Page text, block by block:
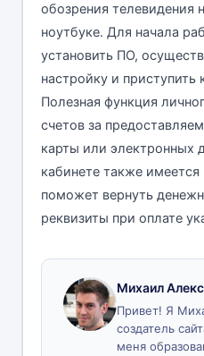
обозрения телевидения
ноутбуке. Для начала
установить ПО,
настройку и приступить
Полезная функция
счетов за
карты или электронных
кабинете также имеется
поможет вернуть
реквизиты при оплате
Михаил
Привет! Я
создатель
меня